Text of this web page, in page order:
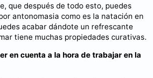
que después de todo esto, puedes
antonomasia como es la natación en
acabar dándote un refrescante
tiene muchas propiedades curativas.
en cuenta a la hora de trabajar en la